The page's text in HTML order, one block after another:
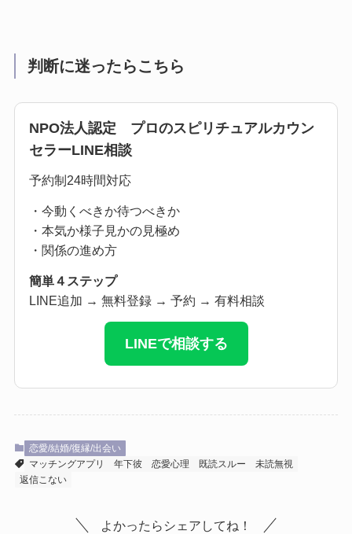
判断に迷ったらこちら
NPO法人認定 プロのスピリチュアルカウン
セラーLINE相談
予約制24時間対応
・今動くべきか待つべきか
・本気か様子見かの見極め
・関係の進め方
簡単４ステップ
LINE追加 → 無料登録 → 予約 → 有料相談
LINEで相談する
恋愛/結婚/復縁/出会い
マッチングアプリ
年下彼 恋愛心理 既読スルー
未読無視
返信こない
よかったらシェアしてね！